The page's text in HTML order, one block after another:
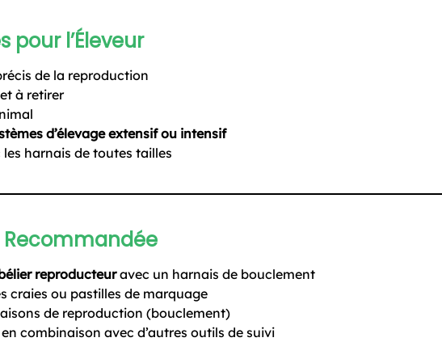
pour l’Éleveur
de la reproduction
à retirer
d’élevage extensif ou intensif
harnais de toutes tailles
Recommandée
reproducteuravec un harnais de bouclement
craies ou pastilles de marquage
de reproduction (bouclement)
combinaison avec d’autres outils de suivi